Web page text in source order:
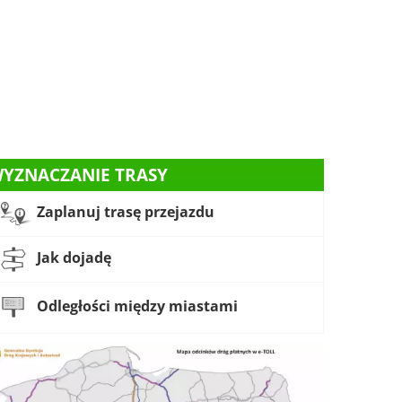
TRASY
Zaplanuj trasę przejazdu
Jak dojadę
Odległości między miastami